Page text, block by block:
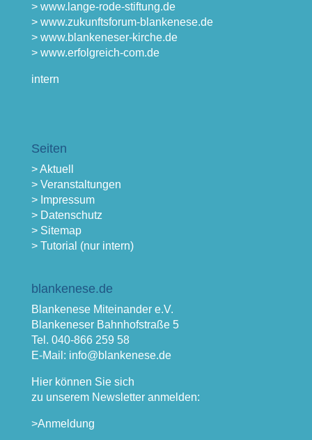
> www.lange-rode-stiftung.de
> www.zukunftsforum-blankenese.de
> www.blankeneser-kirche.de
> www.erfolgreich-com.de
intern
Seiten
> Aktuell
> Veranstaltungen
> Impressum
> Datenschutz
> Sitemap
> Tutorial (nur intern)
blankenese.de
Blankenese Miteinander e.V.
Blankeneser Bahnhofstraße 5
Tel. 040-866 259 58
E-Mail: info@blankenese.de
Hier können Sie sich
zu unserem Newsletter anmelden:
>Anmeldung